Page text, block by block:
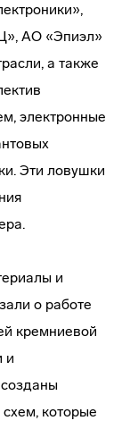
АО «Эпиэл»
а также
электронные
Эти ловушки
и
о работе
кремниевой
и
которые